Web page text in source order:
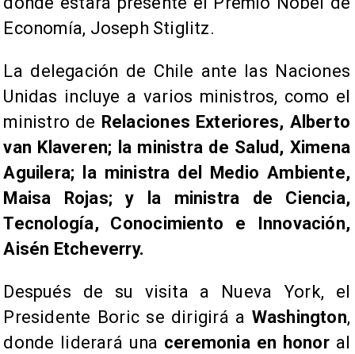
Economía, Joseph Stiglitz.
La delegación de Chile ante las Naciones
Unidas incluye a varios ministros, como el
ministro de Relaciones Exteriores, Alberto
van Klaveren; la ministra de Salud, Ximena
Aguilera; la ministra del Medio Ambiente,
Maisa Rojas; y la ministra de Ciencia,
Tecnología, Conocimiento e Innovación,
Aisén Etcheverry.
Después de su visita a Nueva York, el
Presidente Boric se dirigirá a Washington,
donde liderará una ceremonia en honoral